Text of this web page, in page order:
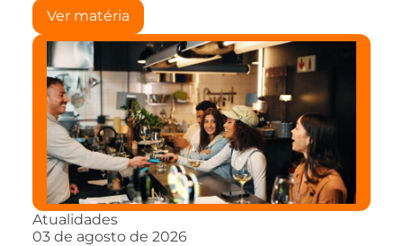
Ver matéria
Atualidades
03 de agosto de 2026